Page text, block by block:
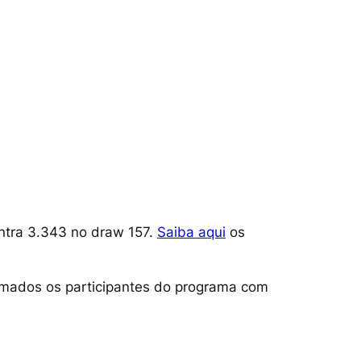
3.343 no draw 157. Saiba aqui os
os participantes do programa com